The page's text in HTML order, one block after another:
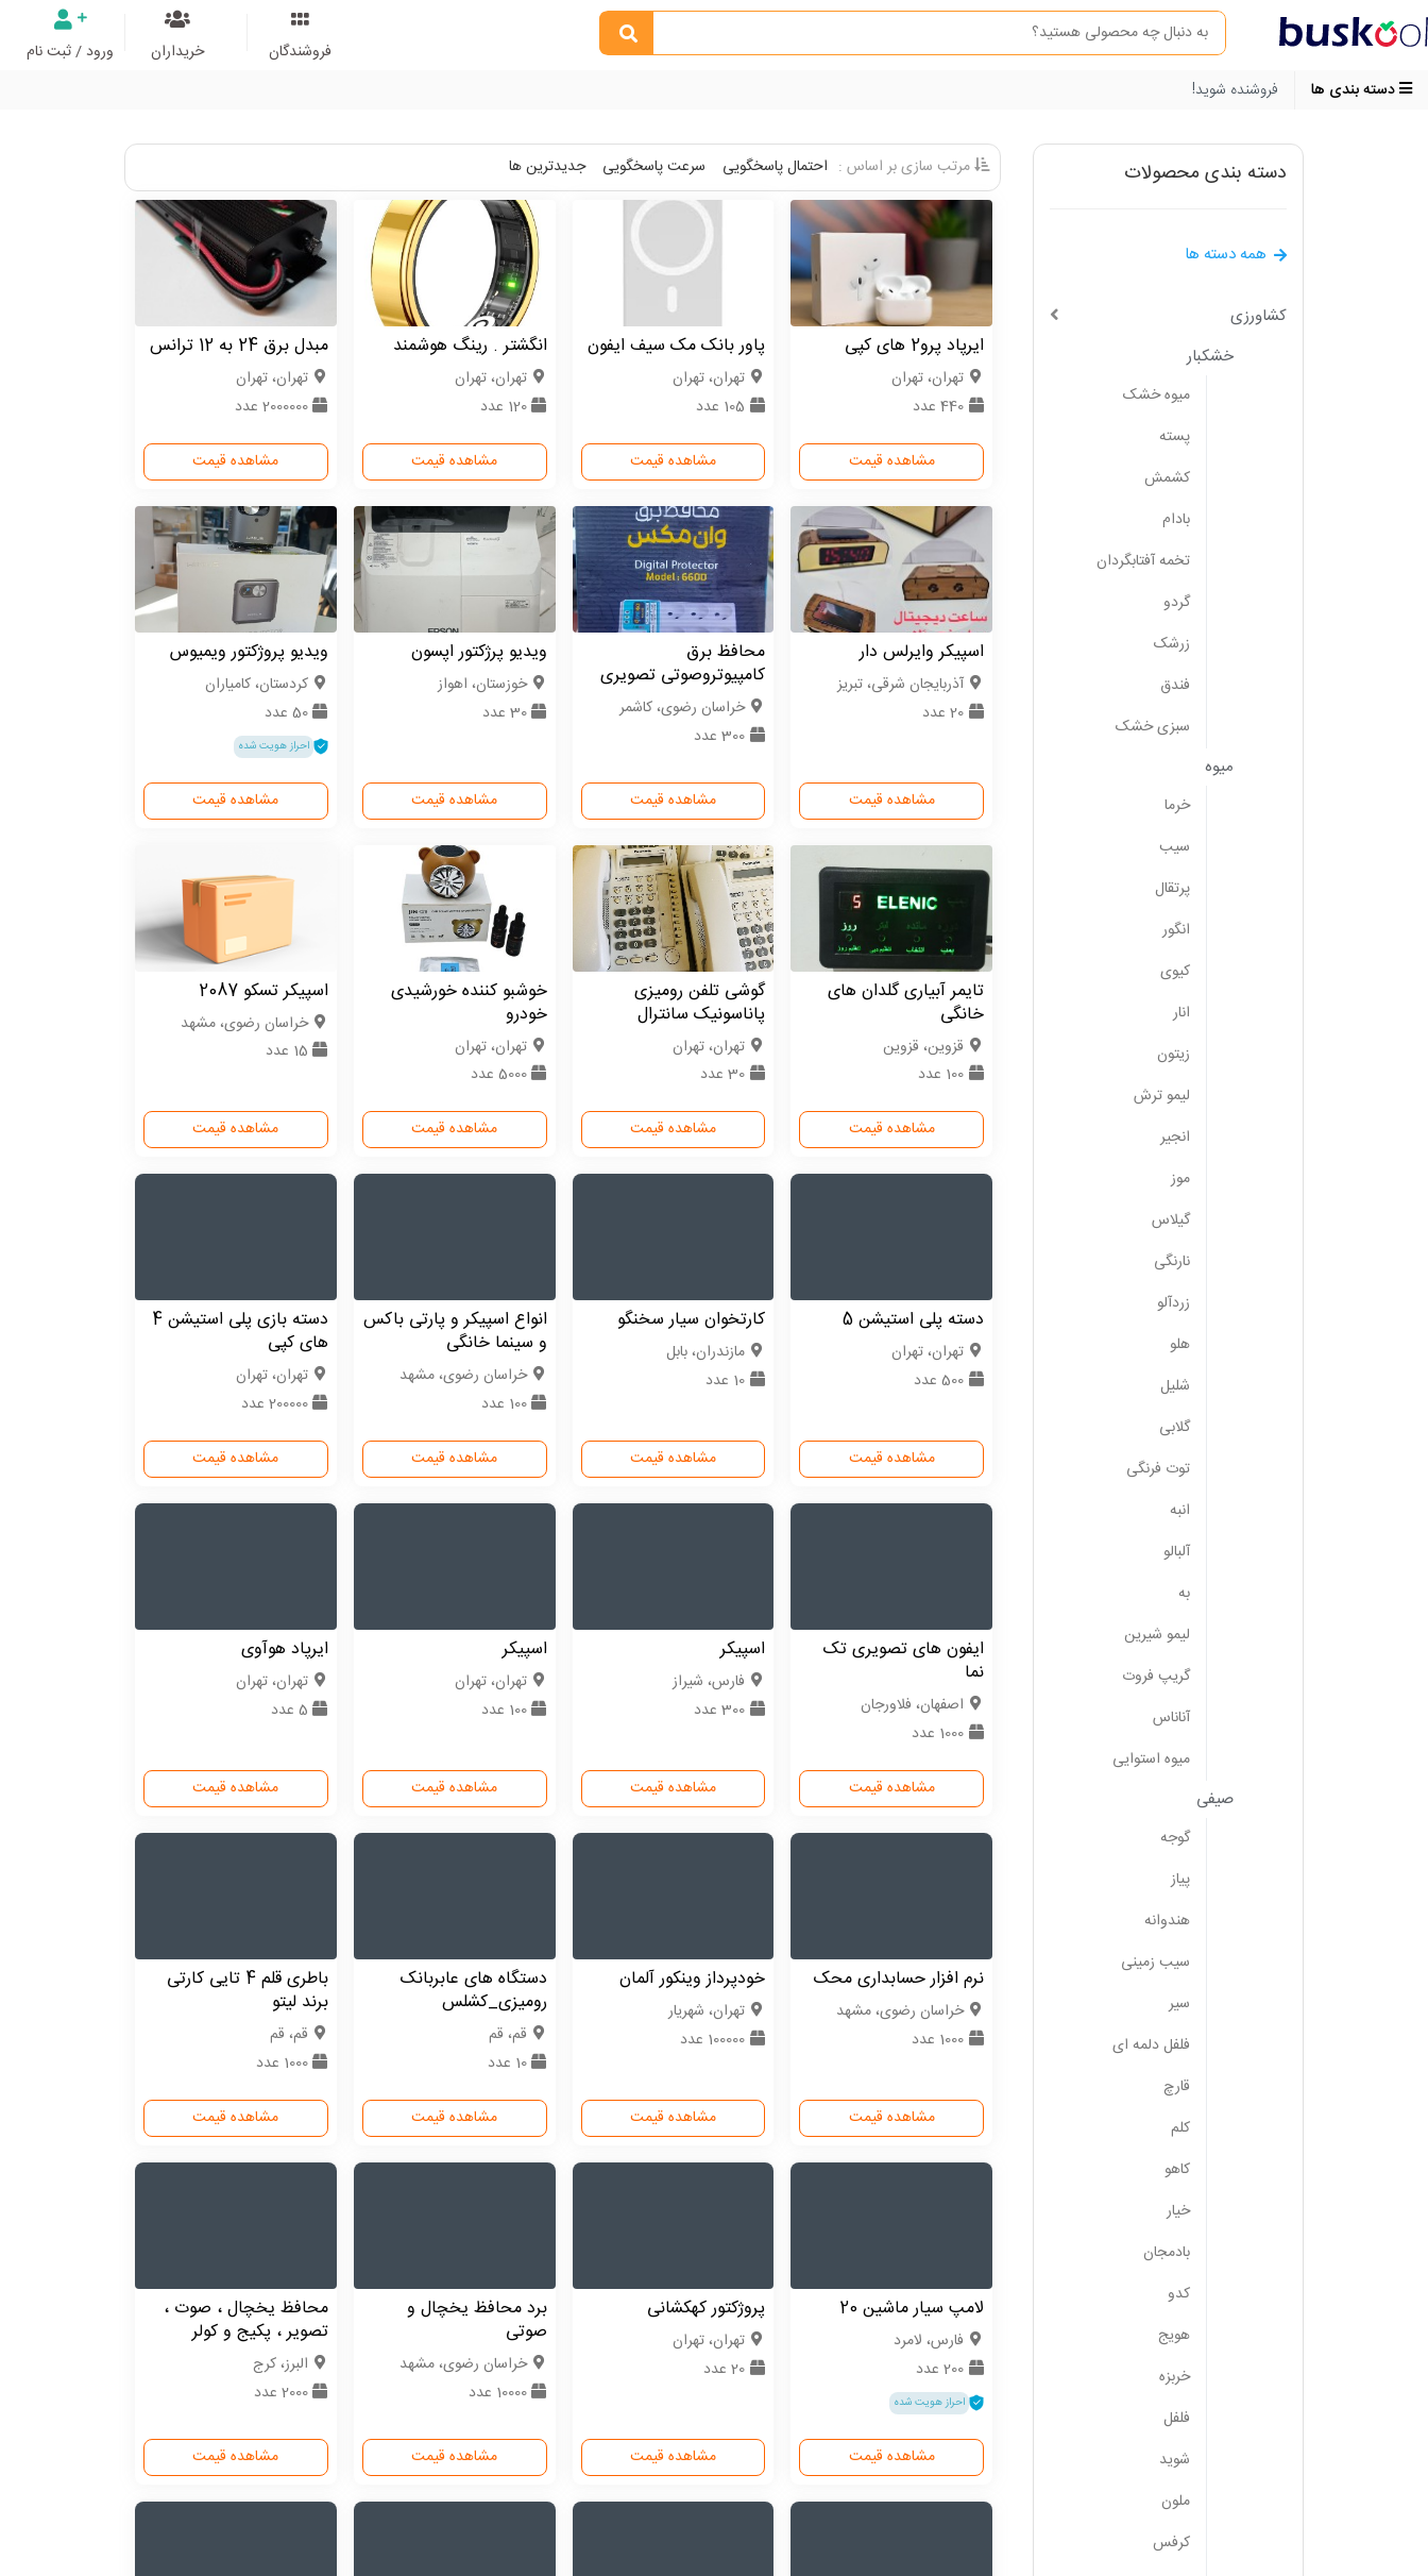
ورود / ثبت نام خریداران
فروشندگان
دسته بندی ها
فروشنده شوید!
مرتب سازی بر اساس : احتمال پاسخگویی سرعت پاسخگویی جدیدترین ها
ایرپاد پرو2 های کپی
تهران، تهران
440 عدد
مشاهده قیمت
پاور بانک مک سیف ایفون
تهران، تهران
105 عدد
مشاهده قیمت
انگشتر . رینگ هوشمند
تهران، تهران
120 عدد
مشاهده قیمت
مبدل برق 24 به 12 ترانس
تهران، تهران
2000000 عدد
مشاهده قیمت
اسپیکر وایرلس دار
آذربایجان شرقی، تبریز
20 عدد
مشاهده قیمت
محافظ برق
کامپیوتروصوتی تصویری
خراسان رضوی، کاشمر
300 عدد
مشاهده قیمت
ویدیو پرژکتور اپسون
خوزستان، اهواز
30 عدد
مشاهده قیمت
ویدیو پروژکتور ویمیوس
كردستان، کامیاران
50 عدد
احراز هویت شده
مشاهده قیمت
تایمر آبیاری گلدان های
خانگی
قزوین، قزوین
100 عدد
مشاهده قیمت
گوشی تلفن رومیزی
پاناسونیک سانترال
تهران، تهران
30 عدد
مشاهده قیمت
خوشبو کننده خورشیدی
خودرو
تهران، تهران
5000 عدد
مشاهده قیمت
اسپیکر تسکو 2087
خراسان رضوی، مشهد
15 عدد
مشاهده قیمت
دسته پلی استیشن 5
تهران، تهران
500 عدد
مشاهده قیمت
کارتخوان سیار سخنگو
مازندران، بابل
10 عدد
مشاهده قیمت
انواع اسپیکر و پارتی باکس
و سینما خانگی
خراسان رضوی، مشهد
100 عدد
مشاهده قیمت
دسته بازی پلی استیشن 4
های کپی
تهران، تهران
200000 عدد
مشاهده قیمت
ایفون های تصویری تک
نما
اصفهان، فلاورجان
1000 عدد
مشاهده قیمت
اسپیکر
فارس، شیراز
300 عدد
مشاهده قیمت
اسپیکر
تهران، تهران
100 عدد
مشاهده قیمت
ایرپاد هوآوی
تهران، تهران
5 عدد
مشاهده قیمت
نرم افزار حسابداری محک
خراسان رضوی، مشهد
1000 عدد
مشاهده قیمت
خودپرداز وینکور آلمان
تهران، شهریار
100000 عدد
مشاهده قیمت
دستگاه های عابربانک
رومیزی_کشلس
قم، قم
10 عدد
مشاهده قیمت
باطری قلم 4 تایی کارتی
برند لیتو
قم، قم
1000 عدد
مشاهده قیمت
لامپ سیار ماشین 20
فارس، لامرد
200 عدد
احراز هویت شده
مشاهده قیمت
پروژکتور کهکشانی
تهران، تهران
20 عدد
مشاهده قیمت
برد محافظ یخچال و
صوتی
خراسان رضوی، مشهد
10000 عدد
مشاهده قیمت
محافظ یخچال ، صوت ،
تصویر ، پکیج و کولر
البرز، کرج
2000 عدد
مشاهده قیمت
دسته بندی محصولات
همه دسته ها
کشاورزی
خشکبار
میوه خشک
پسته
کشمش
بادام
تخمه آفتابگردان
گردو
زرشک
فندق
سبزی خشک
میوه
خرما
سیب
پرتقال
انگور
کیوی
انار
زیتون
لیمو ترش
انجیر
موز
گیلاس
نارنگی
زردآلو
هلو
شلیل
گلابی
توت فرنگی
انبه
آلبالو
به
لیمو شیرین
گریپ فروت
آناناس
میوه استوایی
صیفی
گوجه
پیاز
هندوانه
سیب زمینی
سیر
فلفل دلمه ای
قارچ
کلم
کاهو
خیار
بادمجان
کدو
هویج
خربزه
فلفل
شوید
ملون
کرفس